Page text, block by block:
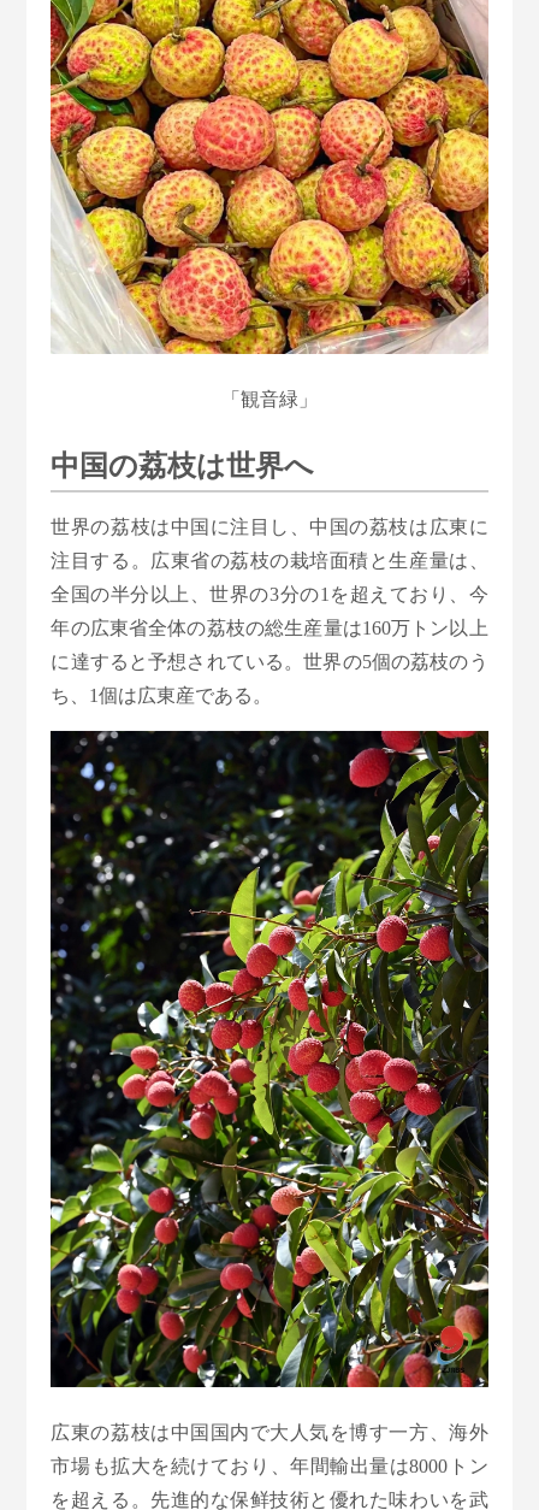
「観音緑」
中国の荔枝は世界へ
世界の荔枝は中国に注目し、中国の荔枝は広東に
注目する。広東省の荔枝の栽培面積と生産量は、
全国の半分以上、世界の3分の1を超えており、今
年の広東省全体の荔枝の総生産量は160万トン以上
に達すると予想されている。世界の5個の荔枝のう
ち、1個は広東産である。
広東の荔枝は中国国内で大人気を博す一方、海外
市場も拡大を続けており、年間輸出量は8000トン
を超える。先進的な保鲜技術と優れた味わいを武